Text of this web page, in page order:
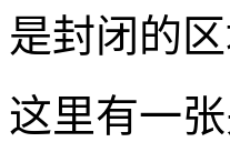
是封闭的区
这里有一